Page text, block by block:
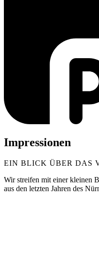
Impressionen
EIN BLICK ÜBER DAS
Wir streifen mit einer kleinen
aus den letzten Jahren des